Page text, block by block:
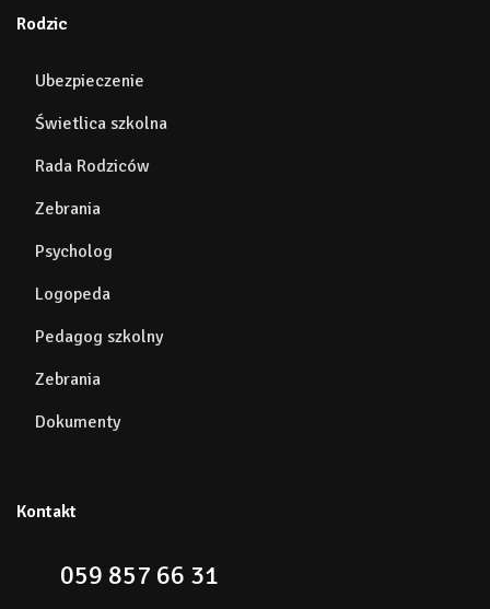
Rodzic
Ubezpieczenie
Świetlica szkolna
Rada Rodziców
Zebrania
Psycholog
Logopeda
Pedagog szkolny
Zebrania
Dokumenty
Kontakt
059 857 66 31